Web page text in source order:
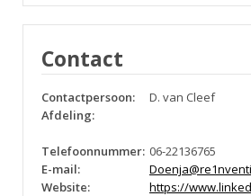
Contact
Contactpersoon:
D. van Cleef
Afdeling:
Telefoonnummer: 06-22136765
E-mail:
Website:
https://